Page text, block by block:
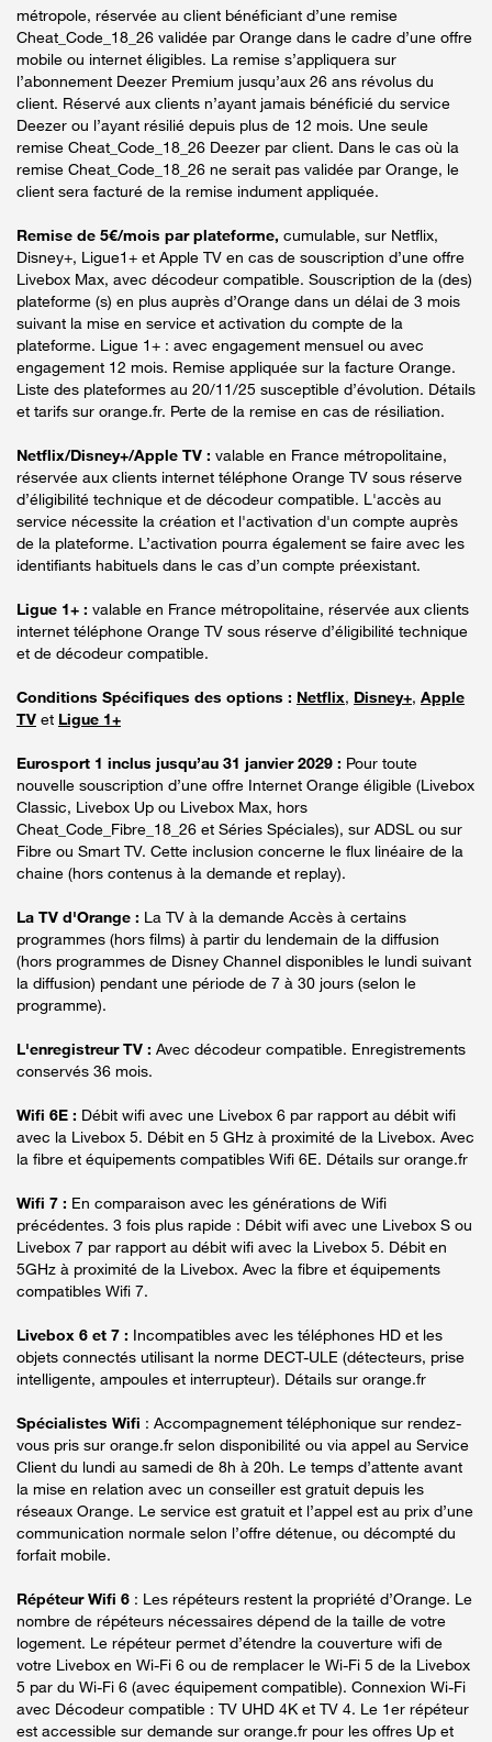
métropole, réservée au client bénéficiant d’une remise
Cheat_Code_18_26 validée par Orange dans le cadre d’une offre
mobile ou internet éligibles. La remise s’appliquera sur
l’abonnement Deezer Premium jusqu’aux 26 ans révolus du
client. Réservé aux clients n’ayant jamais bénéficié du service
Deezer ou l’ayant résilié depuis plus de 12 mois. Une seule
remise Cheat_Code_18_26 Deezer par client. Dans le cas où la
remise Cheat_Code_18_26 ne serait pas validée par Orange, le
client sera facturé de la remise indument appliquée.
Remise de 5€/mois par plateforme, cumulable, sur Netflix,
Disney+, Ligue1+ et Apple TV en cas de souscription d’une offre
Livebox Max, avec décodeur compatible. Souscription de la (des)
plateforme (s) en plus auprès d’Orange dans un délai de 3 mois
suivant la mise en service et activation du compte de la
plateforme. Ligue 1+ : avec engagement mensuel ou avec
engagement 12 mois. Remise appliquée sur la facture Orange.
Liste des plateformes au 20/11/25 susceptible d’évolution. Détails
et tarifs sur orange.fr. Perte de la remise en cas de résiliation.
Netflix/Disney+/Apple TV : valable en France métropolitaine,
réservée aux clients internet téléphone Orange TV sous réserve
d’éligibilité technique et de décodeur compatible. L'accès au
service nécessite la création et l'activation d'un compte auprès
de la plateforme. L’activation pourra également se faire avec les
identifiants habituels dans le cas d’un compte préexistant.
Ligue 1+ : valable en France métropolitaine, réservée aux clients
internet téléphone Orange TV sous réserve d’éligibilité technique
et de décodeur compatible.
Conditions Spécifiques des options : Netflix, Disney+, Apple
TV et Ligue 1+
Eurosport 1 inclus jusqu’au 31 janvier 2029 : Pour toute
nouvelle souscription d’une offre Internet Orange éligible (Livebox
Classic, Livebox Up ou Livebox Max, hors
Cheat_Code_Fibre_18_26 et Séries Spéciales), sur ADSL ou sur
Fibre ou Smart TV. Cette inclusion concerne le flux linéaire de la
chaine (hors contenus à la demande et replay).
La TV d'Orange : La TV à la demande Accès à certains
programmes (hors films) à partir du lendemain de la diffusion
(hors programmes de Disney Channel disponibles le lundi suivant
la diffusion) pendant une période de 7 à 30 jours (selon le
programme).
L'enregistreur TV : Avec décodeur compatible. Enregistrements
conservés 36 mois.
Wifi 6E : Débit wifi avec une Livebox 6 par rapport au débit wifi
avec la Livebox 5. Débit en 5 GHz à proximité de la Livebox. Avec
la fibre et équipements compatibles Wifi 6E. Détails sur orange.fr
Wifi 7 : En comparaison avec les générations de Wifi
précédentes. 3 fois plus rapide : Débit wifi avec une Livebox S ou
Livebox 7 par rapport au débit wifi avec la Livebox 5. Débit en
5GHz à proximité de la Livebox. Avec la fibre et équipements
compatibles Wifi 7.
Livebox 6 et 7 : Incompatibles avec les téléphones HD et les
objets connectés utilisant la norme DECT-ULE (détecteurs, prise
intelligente, ampoules et interrupteur). Détails sur orange.fr
Spécialistes Wifi : Accompagnement téléphonique sur rendez-
vous pris sur orange.fr selon disponibilité ou via appel au Service
Client du lundi au samedi de 8h à 20h. Le temps d’attente avant
la mise en relation avec un conseiller est gratuit depuis les
réseaux Orange. Le service est gratuit et l’appel est au prix d’une
communication normale selon l’offre détenue, ou décompté du
forfait mobile.
Répéteur Wifi 6 : Les répéteurs restent la propriété d’Orange. Le
nombre de répéteurs nécessaires dépend de la taille de votre
logement. Le répéteur permet d’étendre la couverture wifi de
votre Livebox en Wi-Fi 6 ou de remplacer le Wi-Fi 5 de la Livebox
5 par du Wi-Fi 6 (avec équipement compatible). Connexion Wi-Fi
avec Décodeur compatible : TV UHD 4K et TV 4. Le 1er répéteur
est accessible sur demande sur orange.fr pour les offres Up et